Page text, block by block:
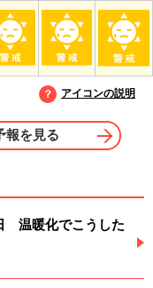
アイコンの説明
報を見る
温暖化でこうした